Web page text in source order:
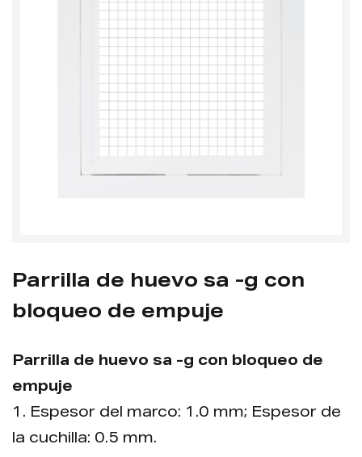
Parrilla de huevo sa -g con
bloqueo de empuje
Parrilla de huevo sa -g con bloqueo de
empuje
1. Espesor del marco: 1.0 mm; Espesor de
la cuchilla: 0.5 mm.